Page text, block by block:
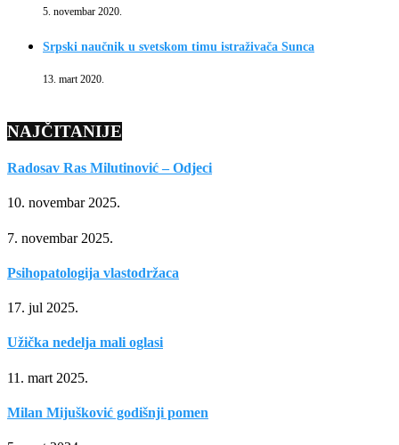
5. novembar 2020.
Srpski naučnik u svetskom timu istraživača Sunca
13. mart 2020.
NAJČITANIJE
Radosav Ras Milutinović – Odjeci
10. novembar 2025.
7. novembar 2025.
Psihopatologija vlastodržaca
17. jul 2025.
Užička nedelja mali oglasi
11. mart 2025.
Milan Mijušković godišnji pomen